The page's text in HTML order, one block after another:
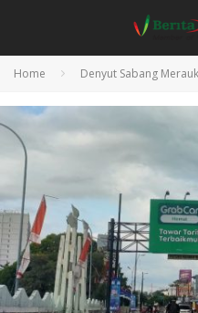
Home Denyut Sabang